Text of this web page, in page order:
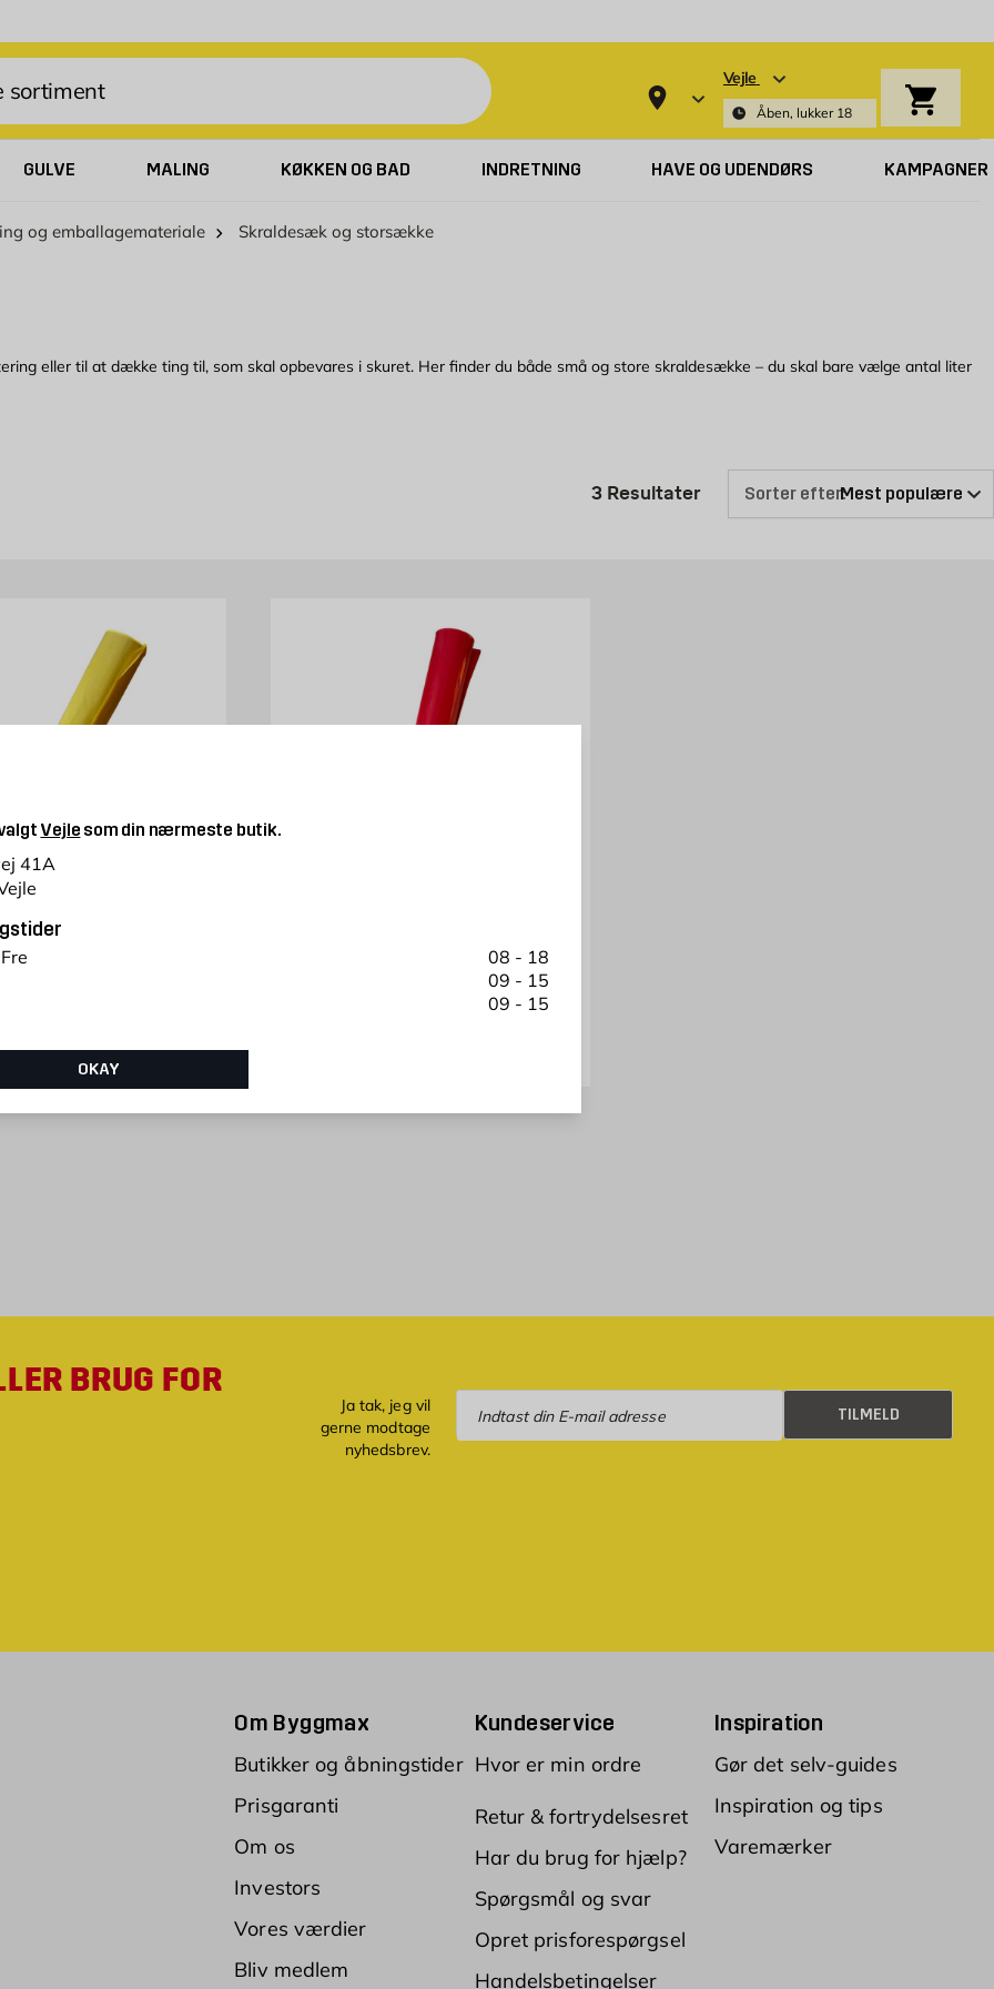
Vejle
Åben, lukker 18
Vejle som din nærmeste butik.
41A
08 - 18
09 - 15
09 - 15
OKAY
GULVE MALING KØKKEN OG BAD INDRETNING HAVE OG UDENDØRS KAMPAGNER
og emballagemateriale Skraldesæk og storsække
eller til at dække ting til, som skal opbevares i skuret. Her finder du både små og store skraldesække – du skal bare vælge antal liter
fra 125-240 liter, hvor de største skraldesække er byggesække, der kan klare groft affald. Vi har også storsække (1-2 kubikmeter), som
3 ResultaterProduktliste er opdateret: 3
Sorter efter:
160L
240 liter, 8 stk, ekstra hård plast
BRUG FOR
Ja tak, jeg vil
gerne modtage
nyhedsbrev.
Tilmeld
TILMELD
Om Byggmax
Butikker og åbningstider
Prisgaranti
Om os
Investors
Vores værdier
Bliv medlem
Kundeservice
Hvor er min ordre
Retur & fortrydelsesret
Har du brug for hjælp?
Spørgsmål og svar
Opret prisforespørgsel
Handelsbetingelser
Inspiration
Gør det selv-guides
Inspiration og tips
Varemærker